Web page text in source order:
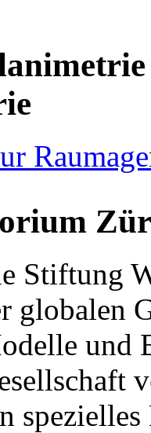
Stiftung
globalen
und